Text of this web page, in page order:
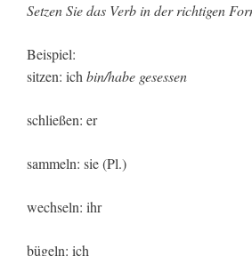
Setzen Sie das Verb in der richtigen
Beispiel:
sitzen: ich bin/habe gesessen
schließen: er
sammeln: sie (Pl.)
wechseln: ihr
bügeln: ich